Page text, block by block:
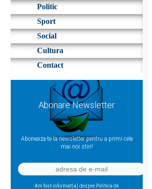
Politic
Sport
Social
Cultura
Contact
Abonare Newsletter
Aboneaza-te la newsletter pentru a primi cele
mai noi stiri!
Am fost informat(a) despre Politica de